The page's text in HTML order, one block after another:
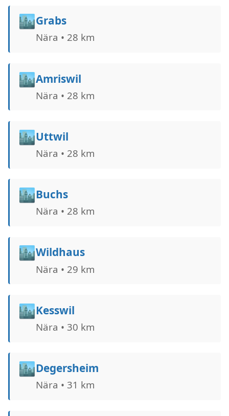
🏙️Grabs
Nära • 28 km
🏙️Amriswil
Nära • 28 km
🏙️Uttwil
Nära • 28 km
🏙️Buchs
Nära • 28 km
🏙️Wildhaus
Nära • 29 km
🏙️Kesswil
Nära • 30 km
🏙️Degersheim
Nära • 31 km